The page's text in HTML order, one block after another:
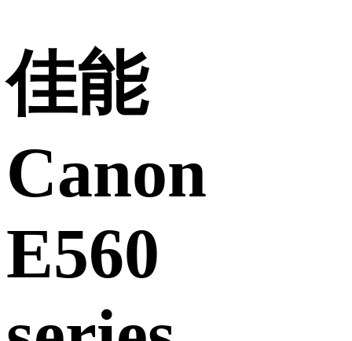
佳能
Canon
E560